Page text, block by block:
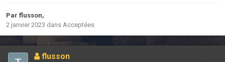
Par flusson,
2 janvier 2023 dans Acceptées
flusson